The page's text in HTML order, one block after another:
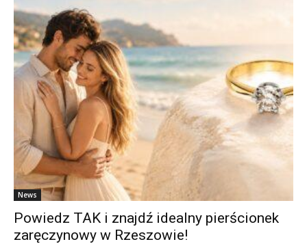
News
Powiedz TAK i znajdź idealny pierścionek
zaręczynowy w Rzeszowie!